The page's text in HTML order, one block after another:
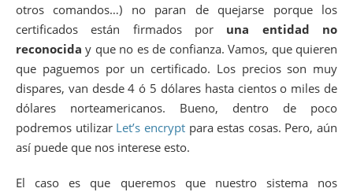
otros comandos…) no paran de quejarse porque los
certificados están firmados por una entidad no
reconocida y que no es de confianza. Vamos, que quieren
que paguemos por un certificado. Los precios son muy
dispares, van desde 4 ó 5 dólares hasta cientos o miles de
dólares norteamericanos. Bueno, dentro de poco
podremos utilizar Let’s encryptpara estas cosas. Pero, aún
así puede que nos interese esto.
El caso es que queremos que nuestro sistema nos